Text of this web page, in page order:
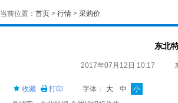
当前位置： 首页 > 行情 > 采购价
东北
2017年07月12日 10:17
收藏 打印 字体： 大 中
小